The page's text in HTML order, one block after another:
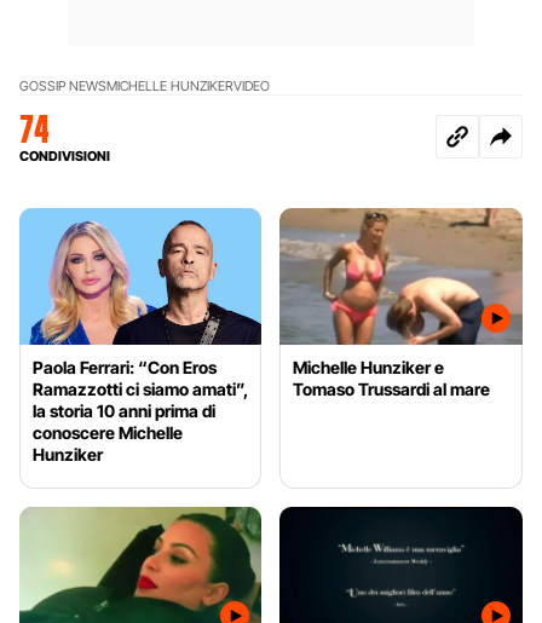
GOSSIP NEWSMICHELLE HUNZIKERVIDEO
74
CONDIVISIONI
Paola Ferrari: “Con Eros
Ramazzotti ci siamo amati”,
la storia 10 anni prima di
conoscere Michelle
Hunziker
Michelle Hunziker e
Tomaso Trussardi al mare